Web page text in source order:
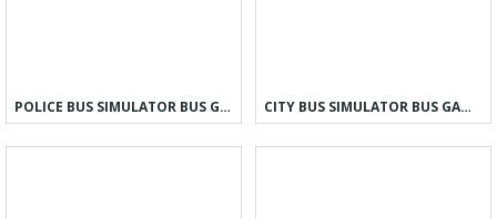
POLICE BUS SIMULATOR BUS GAMES CITY BUS SIMULATOR BUS GAMES